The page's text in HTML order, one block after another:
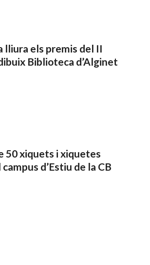
lliura els premis del II
Biblioteca d’Alginet
50 xiquets i xiquetes
d’Estiu de la CB